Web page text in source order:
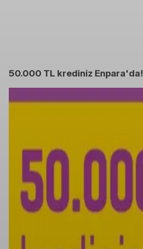
50.000 TL krediniz Enpara'da!